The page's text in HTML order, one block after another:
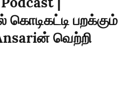
கொடிகட்டி பறக்கும்
வெற்றி